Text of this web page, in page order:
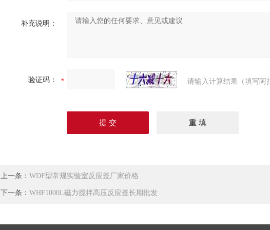
补充说明：
验证码： 请输入计算结果（填写阿
上一条：WDF型常规实验室反应釜厂家价格
下一条：WHF1000L磁力搅拌高压反应釜长期批发